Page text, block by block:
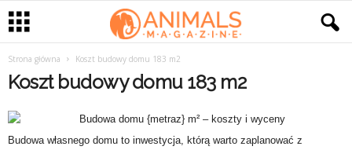
Strona główna Koszt budowy domu 183 m2
Koszt budowy domu 183 m2
Budowa własnego domu to inwestycja, którą warto zaplanować z